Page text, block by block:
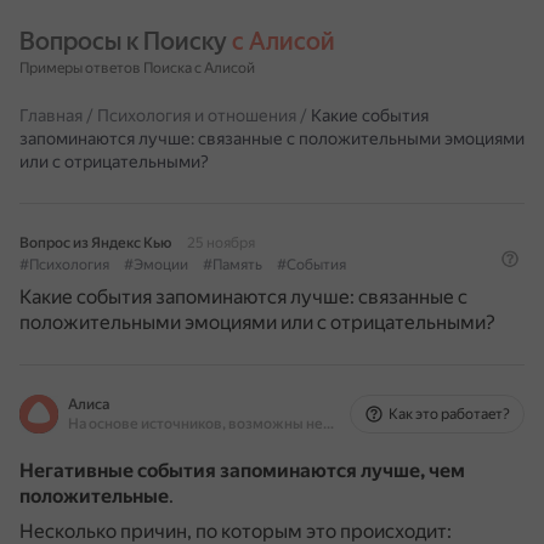
Вопросы к Поиску с Алисой
Примеры ответов Поиска с Алисой
Главная / Психология и отношения / Какие события
запоминаются лучше: связанные с положительными эмоциями
или с отрицательными?
Вопрос из Яндекс Кью
25 ноября
#Психология
#Эмоции #Память #События
Какие события запоминаются лучше: связанные с
положительными эмоциями или с отрицательными?
Алиса
На основе источников, возможны неточности
Как это работает?
Негативные события запоминаются лучше, чем
положительные.
Несколько причин, по которым это происходит: